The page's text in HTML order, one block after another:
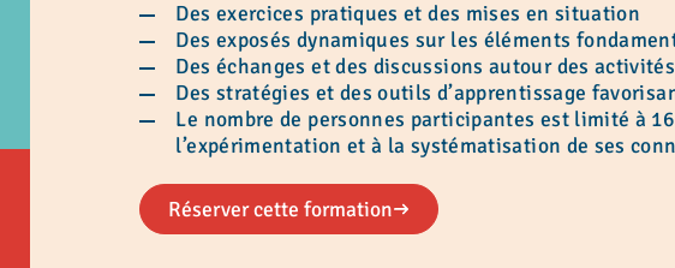
Des exercices pratiques et des mises en situation
Des exposés dynamiques sur les éléments
Des échanges et des discussions autour des
Des stratégies et des outils d’apprentissage
Le nombre de personnes participantes est limité à
l’expérimentation et à la systématisation de ses
Réserver cette formation